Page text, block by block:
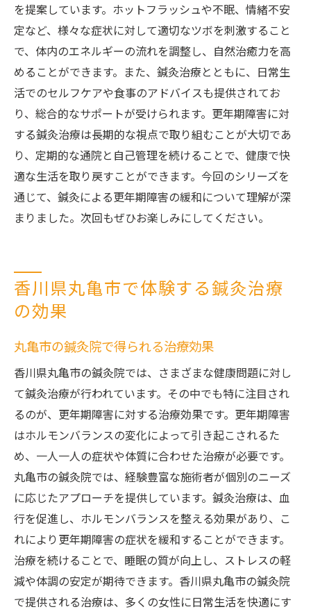
を提案しています。ホットフラッシュや不眠、情緒不安
定など、様々な症状に対して適切なツボを刺激すること
で、体内のエネルギーの流れを調整し、自然治癒力を高
めることができます。また、鍼灸治療とともに、日常生
活でのセルフケアや食事のアドバイスも提供されてお
り、総合的なサポートが受けられます。更年期障害に対
する鍼灸治療は長期的な視点で取り組むことが大切であ
り、定期的な通院と自己管理を続けることで、健康で快
適な生活を取り戻すことができます。今回のシリーズを
通じて、鍼灸による更年期障害の緩和について理解が深
まりました。次回もぜひお楽しみにしてください。
香川県丸亀市で体験する鍼灸治療
の効果
丸亀市の鍼灸院で得られる治療効果
香川県丸亀市の鍼灸院では、さまざまな健康問題に対し
て鍼灸治療が行われています。その中でも特に注目され
るのが、更年期障害に対する治療効果です。更年期障害
はホルモンバランスの変化によって引き起こされるた
め、一人一人の症状や体質に合わせた治療が必要です。
丸亀市の鍼灸院では、経験豊富な施術者が個別のニーズ
に応じたアプローチを提供しています。鍼灸治療は、血
行を促進し、ホルモンバランスを整える効果があり、こ
れにより更年期障害の症状を緩和することができます。
治療を続けることで、睡眠の質が向上し、ストレスの軽
減や体調の安定が期待できます。香川県丸亀市の鍼灸院
で提供される治療は、多くの女性に日常生活を快適にす